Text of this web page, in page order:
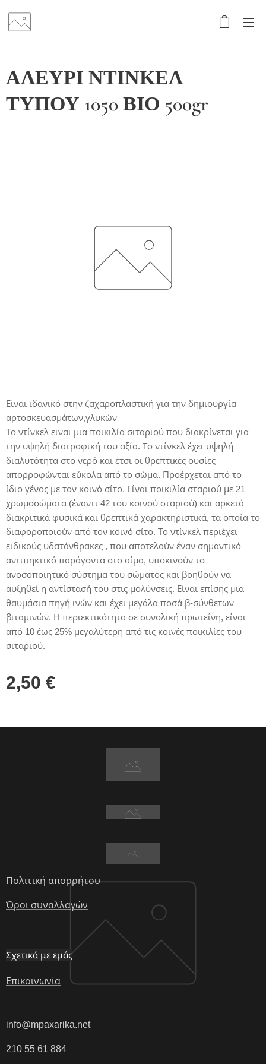
ΑΛΕΥΡΙ ΝΤΙΝΚΕΛ
ΤΥΠΟΥ 1050 ΒΙΟ 500gr
Είναι ιδανικό στην ζαχαροπλαστική για την δημιουργία
αρτοσκευασμάτων,γλυκών
Το ντίνκελ ειναι μια ποικιλία σιταριού που διακρίνεται για
την υψηλή διατροφική του αξία. Το ντίνκελ έχει υψηλή
διαλυτότητα στο νερό και έτσι οι θρεπτικές ουσίες
απορροφώνται εύκολα από το σώμα. Προέρχεται από το
ίδιο γένος με τον κοινό σίτο. Είναι ποικιλία σταριού με 21
χρωμοσώματα (έναντι 42 του κοινού σταριού) και αρκετά
διακριτικά φυσικά και θρεπτικά χαρακτηριστικά, τα οποία το
διαφοροποιούν από τον κοινό σίτο. Το ντίνκελ περιέχει
ειδικούς υδατάνθρακες , που αποτελούν έναν σημαντικό
αντιπηκτικό παράγοντα στο αίμα, υποκινούν το
ανοσοποιητικό σύστημα του σώματος και βοηθούν να
αυξηθεί η αντίστασή του στις μολύνσεις. Είναι επίσης μια
θαυμάσια πηγή ινών και έχει μεγάλα ποσά β-σύνθετων
βιταμινών. Η περιεκτικότητα σε συνολική πρωτεΐνη, είναι
από 10 έως 25% μεγαλύτερη από τις κοινές ποικιλίες του
σιταριού.
2,50 €
Πολιτική απορρήτου
Όροι συναλλαγών
Σχετικά με εμάς
Επικοινωνία
info@mpaxarika.net
210 55 61 884